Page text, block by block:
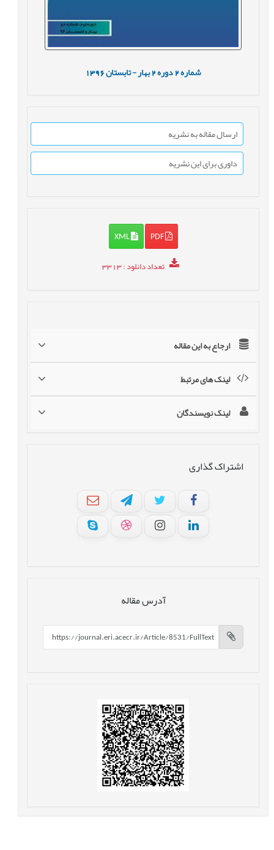
شماره2 دوره2 بهار - تابستان1396
ارسال مقاله به نشریه
داوری برای این نشریه
PDF
XML
تعداد دانلود: 3313
ارجاع به این مقاله
لینک های مرتبط
لینک نویسندگان
اشتراک گذاری
آدرس مقاله